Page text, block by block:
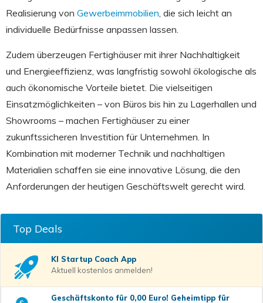
Realisierung von Gewerbeimmobilien , die sich leicht an
individuelle Bedürfnisse anpassen lassen.
Zudem überzeugen Fertighäuser mit ihrer Nachhaltigkeit
und Energieeffizienz, was langfristig sowohl ökologische als
auch ökonomische Vorteile bietet. Die vielseitigen
Einsatzmöglichkeiten – von Büros bis hin zu Lagerhallen und
Showrooms – machen Fertighäuser zu einer
zukunftssicheren Investition für Unternehmen. In
Kombination mit moderner Technik und nachhaltigen
Materialien schaffen sie eine innovative Lösung, die den
Anforderungen der heutigen Geschäftswelt gerecht wird.
Top Deals
KI Startup Coach App
Aktuell kostenlos anmelden!
Geschäftskonto für 0,00 Euro! Geheimtipp für